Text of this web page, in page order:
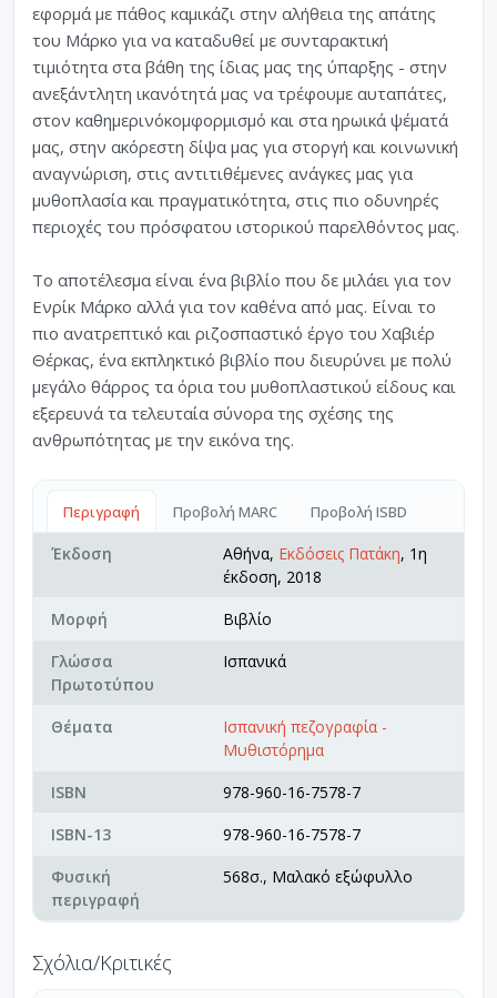
εφορµά µε πάθος καµικάζι στην αλήθεια της απάτης
του Μάρκο για να καταδυθεί µε συνταρακτική
τιµιότητα στα βάθη της ίδιας µας της ύπαρξης - στην
ανεξάντλητη ικανότητά µας να τρέφουµε αυταπάτες,
στον καθηµερινόκοµφορµισµό και στα ηρωικά ψέµατά
µας, στην ακόρεστη δίψα µας για στοργή και κοινωνική
αναγνώριση, στις αντιτιθέµενες ανάγκες µας για
µυθοπλασία και πραγµατικότητα, στις πιο οδυνηρές
περιοχές του πρόσφατου ιστορικού παρελθόντος µας.
Το αποτέλεσµα είναι ένα βιβλίο που δε µιλάει για τον
Ενρίκ Μάρκο αλλά για τον καθένα από µας. Είναι το
πιο ανατρεπτικό και ριζοσπαστικό έργο του Χαβιέρ
Θέρκας, ένα εκπληκτικό βιβλίο που διευρύνει µε πολύ
µεγάλο θάρρος τα όρια του µυθοπλαστικού είδους και
εξερευνά τα τελευταία σύνορα της σχέσης της
ανθρωπότητας µε την εικόνα της.
Περιγραφή Προβολή MARC Προβολή ISBD
Έκδοση Αθήνα, Εκδόσεις Πατάκη, 1η
έκδοση, 2018
Μορφή
Βιβλίο
Γλώσσα
Πρωτοτύπου
Ισπανικά
Θέματα
Ισπανική πεζογραφία -
Μυθιστόρημα
ISBN
978-960-16-7578-7
ISBN-13
978-960-16-7578-7
Φυσική
περιγραφή
568σ., Μαλακό εξώφυλλο
Σχόλια/Κριτικές